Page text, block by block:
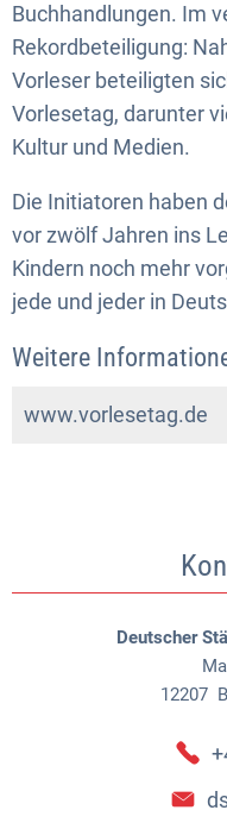
Buchhandlungen. Im
Rekordbeteiligung:
Vorleser beteiligten
Vorlesetag, darunter
Kultur und Medien.
Die Initiatoren haben
vor zwölf Jahren ins
Kindern noch mehr
jede und jeder in
Weitere
www.vorlesetag.de
Deutscher
12207